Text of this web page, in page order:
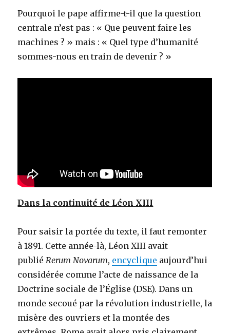
Pourquoi le pape affirme-t-il que la question
centrale n’est pas : « Que peuvent faire les
machines ? » mais : « Quel type d’humanité
sommes-nous en train de devenir ? »
Dans la continuité de Léon XIII
Pour saisir la portée du texte, il faut remonter
à 1891. Cette année-là, Léon XIII avait
publiéRerum Novarum, encyclique aujourd’hui
considérée comme l’acte de naissance de la
Doctrine sociale de l’Église (DSE). Dans un
monde secoué par la révolution industrielle, la
misère des ouvriers et la montée des